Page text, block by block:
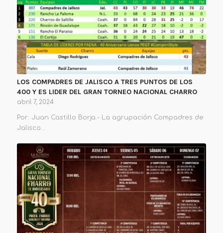
LOS COMPADRES DE JALISCO A TRES PUNTOS DE LOS
400 Y ES LIDER DEL GRAN TORNEO NACIONAL CHARRO
abril 7, 2024
Por: Juan Castillo Borja.- La agrupación Compadres de
Jalisco…